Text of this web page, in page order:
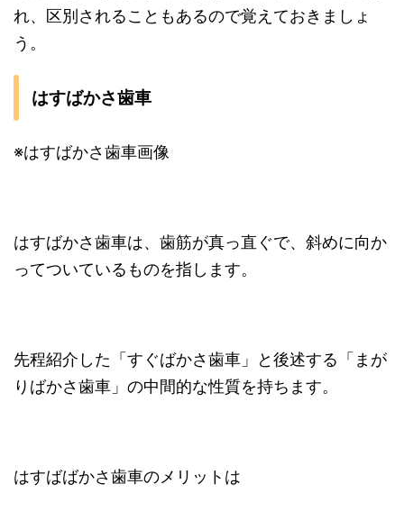
れ、区別されることもあるので覚えておきましょ
う。
はすばかさ歯車
※はすばかさ歯車画像
はすばかさ歯車は、歯筋が真っ直ぐで、斜めに向か
ってついているものを指します。
先程紹介した「すぐばかさ歯車」と後述する「まが
りばかさ歯車」の中間的な性質を持ちます。
はすばばかさ歯車のメリットは